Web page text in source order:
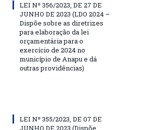
LEI Nº 356/2023, DE 27 DE
JUNHO DE 2023 (LDO 2024 –
Dispõe sobre as diretrizes
para elaboração da lei
orçamentária para o
exercício de 2024 no
município de Anapu e dá
outras providências)
LEI Nº 355/2023, DE 07 DE
JUNHO DE 2023 (Dispõe